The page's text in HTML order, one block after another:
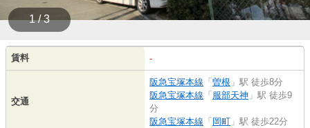
1 / 3
賃料 -
交通
阪急宝塚本線 「 曽根 」駅 徒歩8分
阪急宝塚本線 「 服部天神 」駅 徒歩9
分
阪急宝塚本線 「 岡町 」駅 徒歩22分